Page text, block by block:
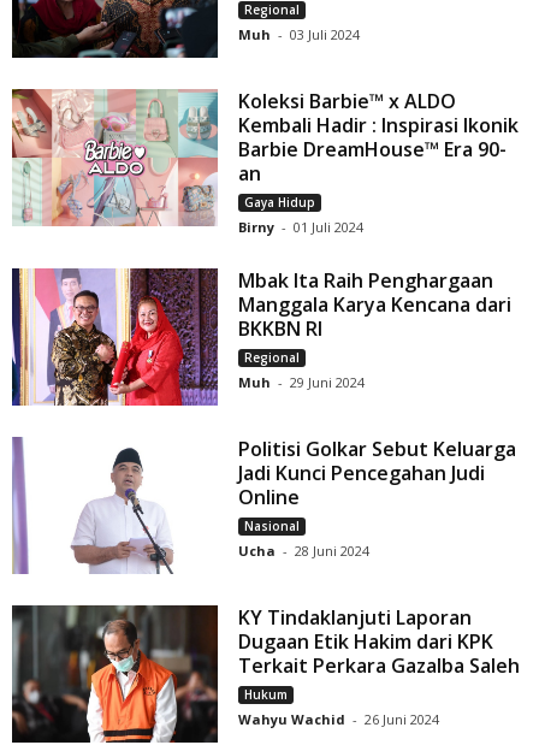
Regional
Muh - 03 Juli 2024
Koleksi Barbie™ x ALDO
Kembali Hadir : Inspirasi Ikonik
Barbie DreamHouse™ Era 90-
an
Gaya Hidup
Birny - 01 Juli 2024
Mbak Ita Raih Penghargaan
Manggala Karya Kencana dari
BKKBN RI
Regional
Muh - 29 Juni 2024
Politisi Golkar Sebut Keluarga
Jadi Kunci Pencegahan Judi
Online
Nasional
Ucha - 28 Juni 2024
KY Tindaklanjuti Laporan
Dugaan Etik Hakim dari KPK
Terkait Perkara Gazalba Saleh
Hukum
Wahyu Wachid - 26 Juni 2024